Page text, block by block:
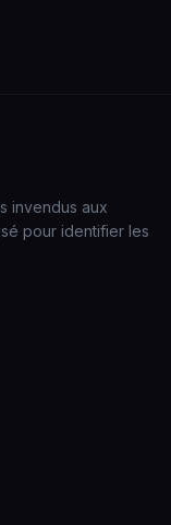
invendus aux
pour identifier les